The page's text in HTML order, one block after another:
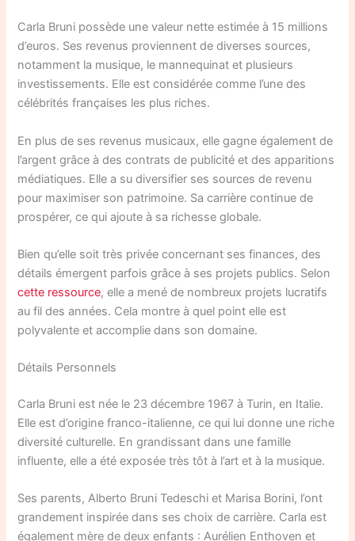
Carla Bruni possède une valeur nette estimée à 15 millions
d’euros. Ses revenus proviennent de diverses sources,
notamment la musique, le mannequinat et plusieurs
investissements. Elle est considérée comme l’une des
célébrités françaises les plus riches.
En plus de ses revenus musicaux, elle gagne également de
l’argent grâce à des contrats de publicité et des apparitions
médiatiques. Elle a su diversifier ses sources de revenu
pour maximiser son patrimoine. Sa carrière continue de
prospérer, ce qui ajoute à sa richesse globale.
Bien qu’elle soit très privée concernant ses finances, des
détails émergent parfois grâce à ses projets publics. Selon
cette ressource, elle a mené de nombreux projets lucratifs
au fil des années. Cela montre à quel point elle est
polyvalente et accomplie dans son domaine.
Détails Personnels
Carla Bruni est née le 23 décembre 1967 à Turin, en Italie.
Elle est d’origine franco-italienne, ce qui lui donne une riche
diversité culturelle. En grandissant dans une famille
influente, elle a été exposée très tôt à l’art et à la musique.
Ses parents, Alberto Bruni Tedeschi et Marisa Borini, l’ont
grandement inspirée dans ses choix de carrière. Carla est
également mère de deux enfants : Aurélien Enthoven et